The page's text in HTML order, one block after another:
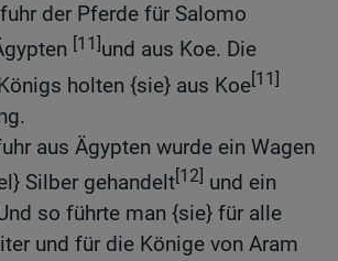
der Pferde für Salomo
[11]und aus Koe. Die
holten {sie} aus Koe[11]
aus Ägypten wurde ein Wagen
Silber gehandelt[12] und ein
so führte man {sie} für alle
und für die Könige von Aram